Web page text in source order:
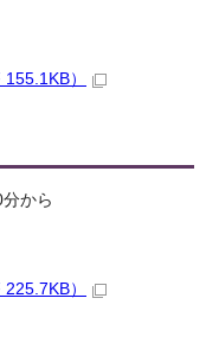
）
から
）